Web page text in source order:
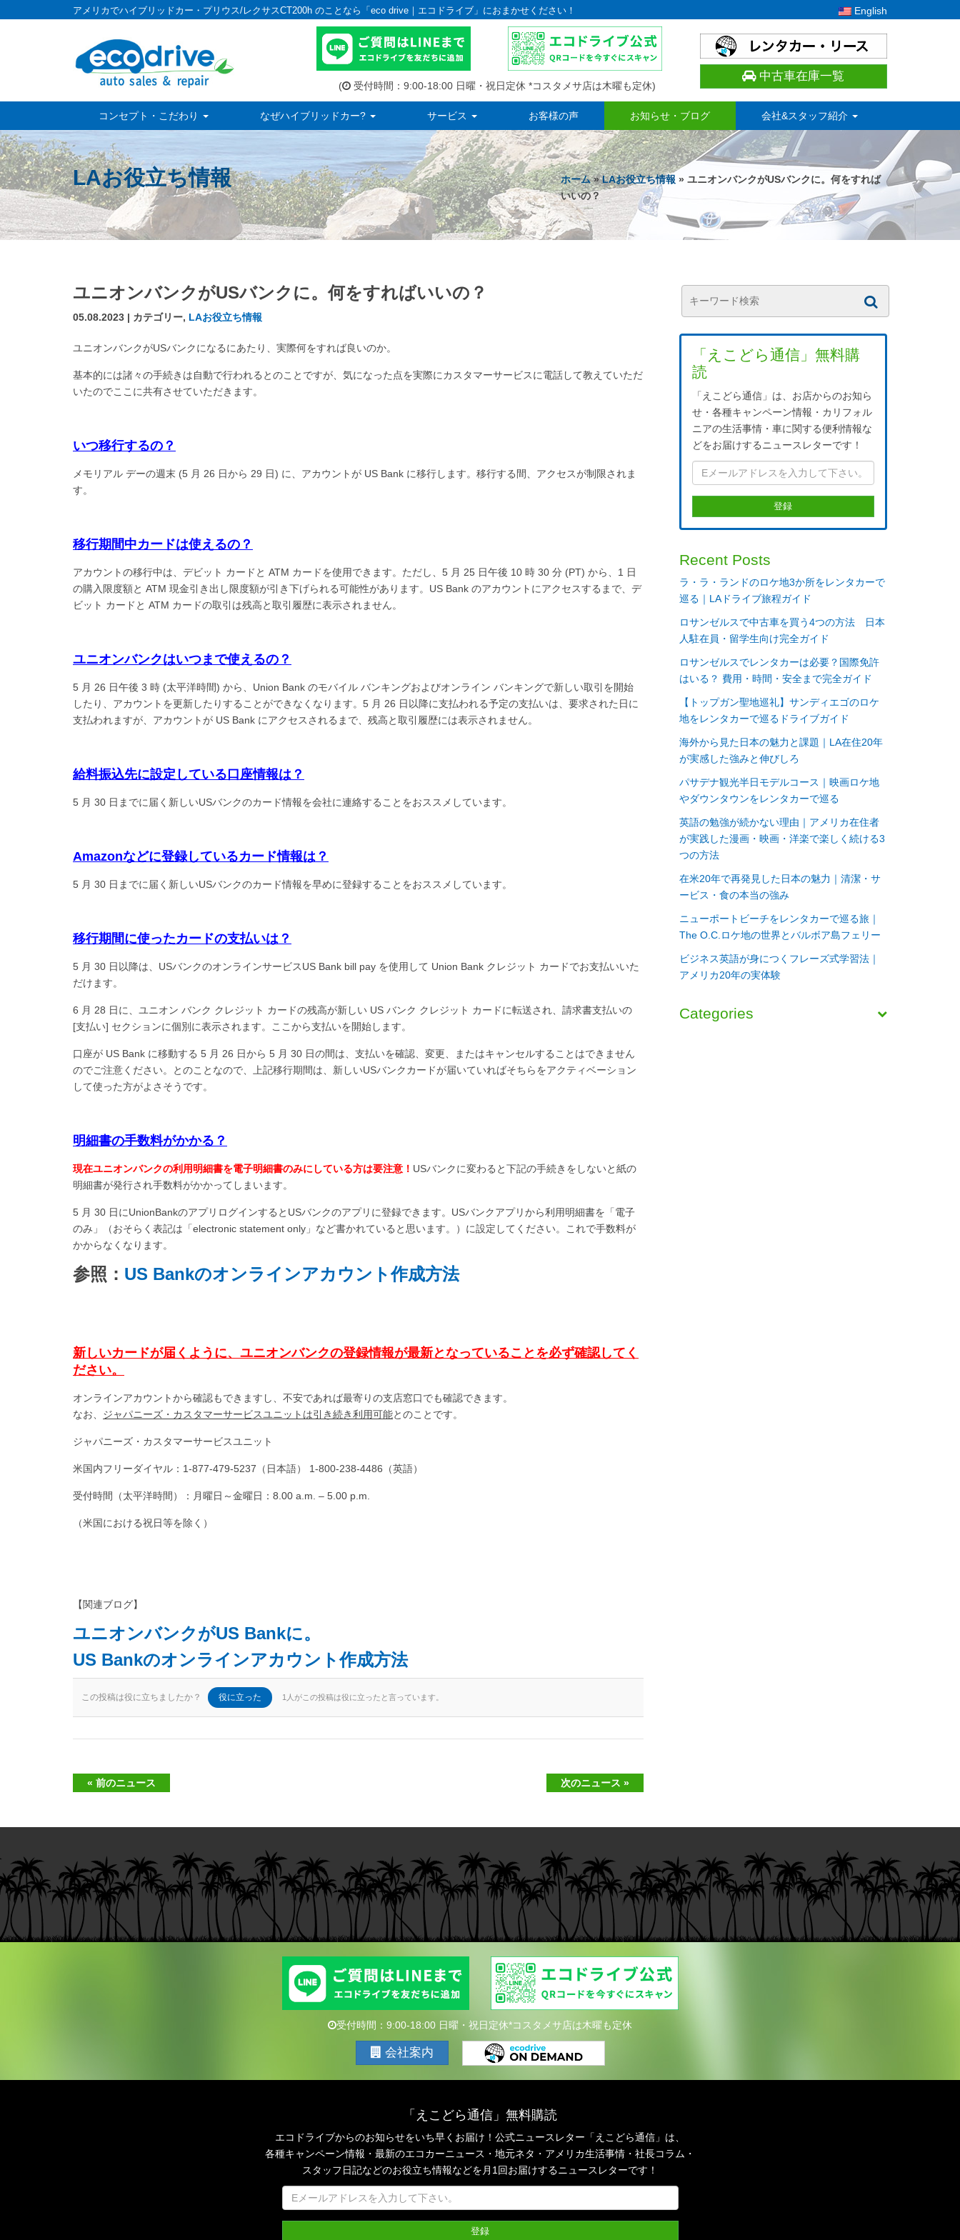
アメリカでハイブリッドカー・プリウス/レクサスCT200h のことなら「eco drive｜エコドライブ」におまかせください！ English
( 受付時間：9:00-18:00 日曜・祝日定休 *コスタメサ店は木曜も定休)
中古車在庫一覧
コンセプト・こだわり なぜハイブリッドカー? サービス お客様の声 お知らせ・ブログ 会社&スタッフ紹介
LAお役立ち情報 ホーム»LAお役立ち情報 » ユニオンバンクがUSバンクに。何をすれば
いいの？
ユニオンバンクがUSバンクに。何をすればいいの？
05.08.2023 | カテゴリー, LAお役立ち情報
ユニオンバンクがUSバンクになるにあたり、実際何をすれば良いのか。
基本的には諸々の手続きは自動で行われるとのことですが、気になった点を実際にカスタマーサービスに電話して教えていただ
いたのでここに共有させていただきます。
いつ移行するの？
メモリアル デーの週末 (5 月 26 日から 29 日) に、アカウントが US Bank に移行します。移行する間、アクセスが制限されま
す。
移行期間中カードは使えるの？
アカウントの移行中は、デビット カードと ATM カードを使用できます。ただし、5 月 25 日午後 10 時 30 分 (PT) から、1 日
の購入限度額と ATM 現金引き出し限度額が引き下げられる可能性があります。US Bank のアカウントにアクセスするまで、デ
ビット カードと ATM カードの取引は残高と取引履歴に表示されません。
ユニオンバンクはいつまで使えるの？
5 月 26 日午後 3 時 (太平洋時間) から、Union Bank のモバイル バンキングおよびオンライン バンキングで新しい取引を開始
したり、アカウントを更新したりすることができなくなります。5 月 26 日以降に支払われる予定の支払いは、要求された日に
支払われますが、アカウントが US Bank にアクセスされるまで、残高と取引履歴には表示されません。
給料振込先に設定している口座情報は？
5 月 30 日までに届く新しいUSバンクのカード情報を会社に連絡することをおススメしています。
Amazonなどに登録しているカード情報は？
5 月 30 日までに届く新しいUSバンクのカード情報を早めに登録することをおススメしています。
移行期間に使ったカードの支払いは？
5 月 30 日以降は、USバンクのオンラインサービスUS Bank bill pay を使用して Union Bank クレジット カードでお支払いいた
だけます。
6 月 28 日に、ユニオン バンク クレジット カードの残高が新しい US バンク クレジット カードに転送され、請求書支払いの
[支払い] セクションに個別に表示されます。ここから支払いを開始します。
口座が US Bank に移動する 5 月 26 日から 5 月 30 日の間は、支払いを確認、変更、またはキャンセルすることはできません
のでご注意ください。とのことなので、上記移行期間は、新しいUSバンクカードが届いていればそちらをアクティベーション
して使った方がよさそうです。
明細書の手数料がかかる？
現在ユニオンバンクの利用明細書を電子明細書のみにしている方は要注意！ USバンクに変わると下記の手続きをしないと紙の
明細書が発行され手数料がかかってしまいます。
5 月 30 日にUnionBankのアプリログインするとUSバンクのアプリに登録できます。USバンクアプリから利用明細書を「電子
のみ」（おそらく表記は「electronic statement only」など書かれていると思います。）に設定してください。これで手数料が
かからなくなります。
参照： US Bankのオンラインアカウント作成方法
新しいカードが届くように、ユニオンバンクの登録情報が最新となっていることを必ず確認してく
ださい。
オンラインアカウントから確認もできますし、不安であれば最寄りの支店窓口でも確認できます。
なお、 ジャパニーズ・カスタマーサービスユニットは引き続き利用可能とのことです。
ジャパニーズ・カスタマーサービスユニット
米国内フリーダイヤル：1-877-479-5237（日本語） 1-800-238-4486（英語）
受付時間（太平洋時間）：月曜日～金曜日：8.00 a.m. – 5.00 p.m.
（米国における祝日等を除く）
【関連ブログ】
ユニオンバンクがUS Bankに。
US Bankのオンラインアカウント作成方法
この投稿は役に立ちましたか？ 役に立った 1人がこの投稿は役に立ったと言っています。
« 前のニュース 次のニュース »
「えこどら通信」無料購
読
「えこどら通信」は、お店からのお知ら
せ・各種キャンペーン情報・カリフォル
ニアの生活事情・車に関する便利情報な
どをお届けするニュースレターです！
Recent Posts
ラ・ラ・ランドのロケ地3か所をレンタカーで
巡る｜LAドライブ旅程ガイド
ロサンゼルスで中古車を買う4つの方法 日本
人駐在員・留学生向け完全ガイド
ロサンゼルスでレンタカーは必要？国際免許
はいる？ 費用・時間・安全まで完全ガイド
【トップガン聖地巡礼】サンディエゴのロケ
地をレンタカーで巡るドライブガイド
海外から見た日本の魅力と課題｜LA在住20年
が実感した強みと伸びしろ
パサデナ観光半日モデルコース｜映画ロケ地
やダウンタウンをレンタカーで巡る
英語の勉強が続かない理由｜アメリカ在住者
が実践した漫画・映画・洋楽で楽しく続ける3
つの方法
在米20年で再発見した日本の魅力｜清潔・サ
ービス・食の本当の強み
ニューポートビーチをレンタカーで巡る旅｜
The O.C.ロケ地の世界とバルボア島フェリー
ビジネス英語が身につくフレーズ式学習法｜
アメリカ20年の実体験
Categories
受付時間：9:00-18:00 日曜・祝日定休*コスタメサ店は木曜も定休
会社案内
「えこどら通信」無料購読
エコドライブからのお知らせをいち早くお届け！公式ニュースレター「えこどら通信」は、
各種キャンペーン情報・最新のエコカーニュース・地元ネタ・アメリカ生活事情・社長コラム・
スタッフ日記などのお役立ち情報などを月1回お届けするニュースレターです！